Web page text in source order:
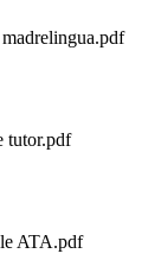
tutor.pdf
ATA.pdf